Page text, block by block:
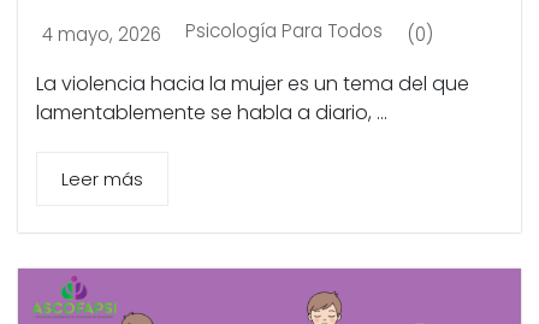
4 mayo, 2026 Psicología Para Todos (0)
La violencia hacia la mujer es un tema del que
lamentablemente se habla a diario, ...
Leer más